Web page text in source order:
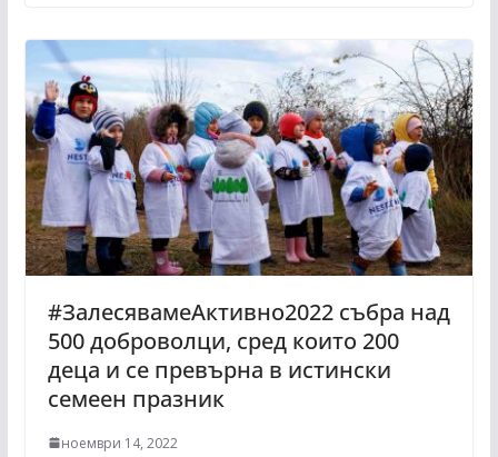
#ЗалесявамеАктивно2022 събра над
500 доброволци, сред които 200
деца и се превърна в истински
семеен празник
ноември 14, 2022